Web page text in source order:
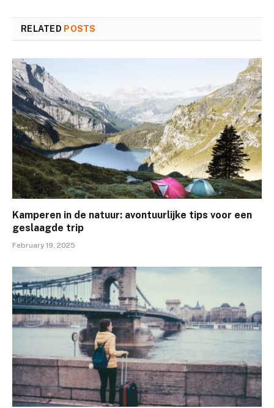
RELATED POSTS
Kamperen in de natuur: avontuurlijke tips voor een
geslaagde trip
February 19, 2025